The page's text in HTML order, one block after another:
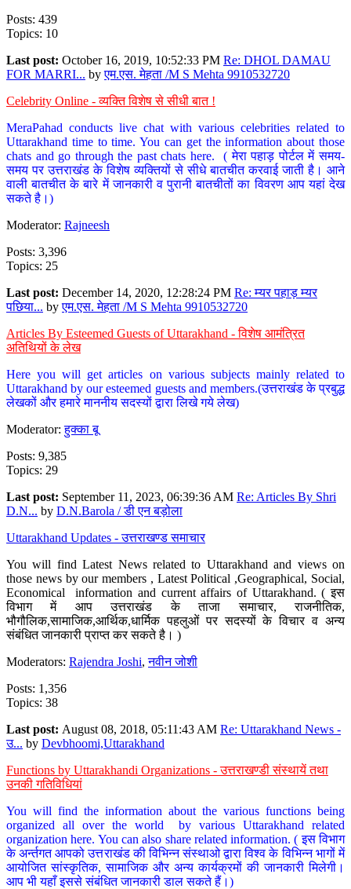
Posts: 439
Topics: 10
Last post: October 16, 2019, 10:52:33 PM Re: DHOL DAMAU
FOR MARRI... byएम.एस. मेहता /M S Mehta 9910532720
Celebrity Online - व्यक्ति विशेष से सीधी बात !
MeraPahad conducts live chat with various celebrities related to
Uttarakhand time to time. You can get the information about those
chats and go through the past chats here. ( मेरा पहाड़ पोर्टल में समय-
समय पर उत्तराखंड के विशेष व्यक्तियों से सीधे बातचीत करवाई जाती है। आने
वाली बातचीत के बारे में जानकारी व पुरानी बातचीतों का विवरण आप यहां देख
सकते है।)
Moderator: Rajneesh
Posts: 3,396
Topics: 25
Last post: December 14, 2020, 12:28:24 PM Re: म्यर पहाड़ म्यर
पछिया... byएम.एस. मेहता /M S Mehta 9910532720
Articles By Esteemed Guests of Uttarakhand - विशेष आमंत्रित
अतिथियों के लेख
Here you will get articles on various subjects mainly related to
Uttarakhand by our esteemed guests and members.(उत्तराखंड के प्रबुद्ध
लेखकों और हमारे माननीय सदस्यों द्वारा लिखे गये लेख)
Moderator:हुक्का बू
Posts: 9,385
Topics: 29
Last post: September 11, 2023, 06:39:36 AM Re: Articles By Shri
D.N... by D.N.Barola / डी एन बड़ोला
Uttarakhand Updates - उत्तराखण्ड समाचार
You will find Latest News related to Uttarakhand and views on
those news by our members , Latest Political ,Geographical, Social,
Economical information and current affairs of Uttarakhand. ( इस
विभाग में आप उत्तराखंड के ताजा समाचार, राजनीतिक,
भौगौलिक,सामाजिक,आर्थिक,धार्मिक पहलुओं पर सदस्यों के विचार व अन्य
संबंधित जानकारी प्राप्त कर सकते है। )
Moderators: Rajendra Joshi,नवीन जोशी
Posts: 1,356
Topics: 38
Last post: August 08, 2018, 05:11:43 AM Re: Uttarakhand News -
उ... by Devbhoomi,Uttarakhand
Functions by Uttarakhandi Organizations - उत्तराखण्डी संस्थायें तथा
उनकी गतिविधियां
You will find the information about the various functions being
organized all over the world by various Uttarakhand related
organization here. You can also share related information. ( इस विभाग
के अर्न्तगत आपको उत्तराखंड की विभिन्न संस्थाओ द्वारा विश्व के विभिन्न भागों में
आयोजित सांस्कृतिक, सामाजिक और अन्य कार्यक्रमों की जानकारी मिलेगी।
आप भी यहाँ इससे संबंधित जानकारी डाल सकते हैं।)